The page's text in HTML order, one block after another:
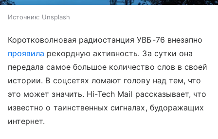
Источник: Unsplash
Коротковолновая радиостанция УВБ-76 внезапно
проявила рекордную активность. За сутки она
передала самое большое количество слов в своей
истории. В соцсетях ломают голову над тем, что
это может значить. Hi-Tech Mail рассказывает, что
известно о таинственных сигналах, будоражащих
интернет.